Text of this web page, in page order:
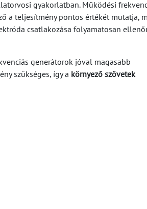
gyakorlatban. Működési
a teljesítmény pontos értékét mutatja,
csatlakozása folyamatosan
generátorok jóval magasabb
szükséges, így a környező szövetek